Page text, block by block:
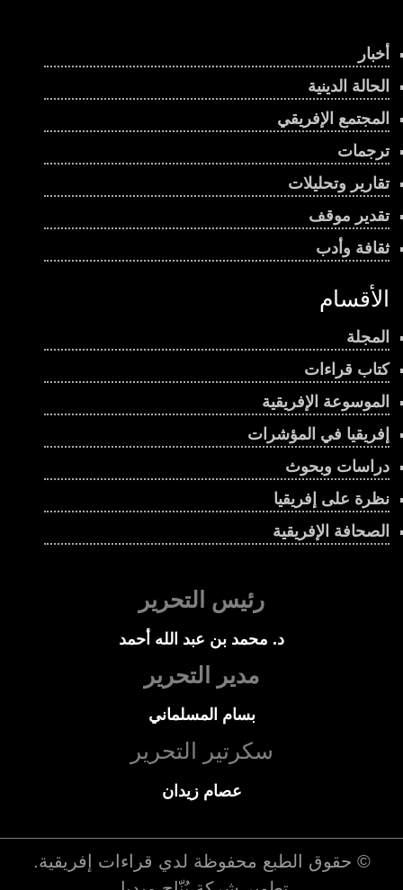
أخبار
الحالة الدينية
المجتمع الإفريقي
ترجمات
تقارير وتحليلات
تقدير موقف
ثقافة وأدب
الأقسام
المجلة
كتاب قراءات
الموسوعة الإفريقية
إفريقيا في المؤشرات
دراسات وبحوث
نظرة على إفريقيا
الصحافة الإفريقية
رئيس التحرير
د. محمد بن عبد الله أحمد
مدير التحرير
بسام المسلماني
سكرتير التحرير
عصام زيدان
© حقوق الطبع محفوظة لدي قراءات إفريقية.